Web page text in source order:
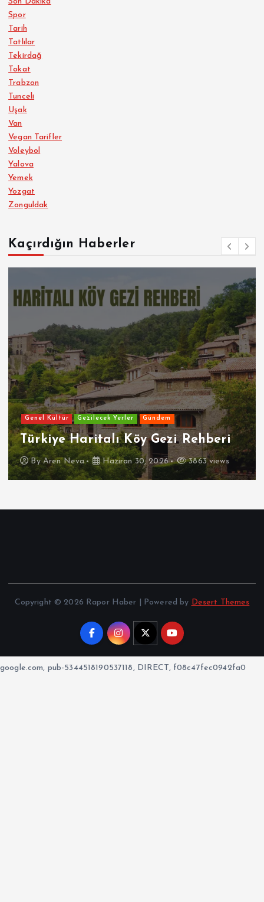
Spor
Tarih
Tatlılar
Tekirdağ
Tokat
Trabzon
Tunceli
Uşak
Van
Vegan Tarifler
Voleybol
Yalova
Yemek
Yozgat
Zonguldak
Kaçırdığın Haberler
Genel Kültür Gezilecek Yerler Gündem
Türkiye Haritalı Köy Gezi Rehberi
ByAren Neva Haziran 30, 2026 3863 views
Copyright © 2026 Rapor Haber | Powered by Desert Themes
google.com, pub-5344518190537118, DIRECT, f08c47fec0942fa0